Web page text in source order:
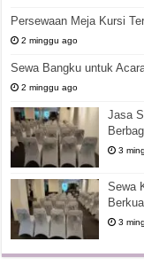
Persewaan Meja Kursi
2 minggu ago
Sewa Bangku untuk
2 minggu ago
Jasa
3
Sewa
3